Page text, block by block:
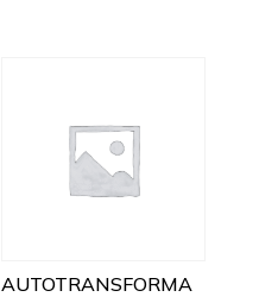
AUTOTRANSFORMA